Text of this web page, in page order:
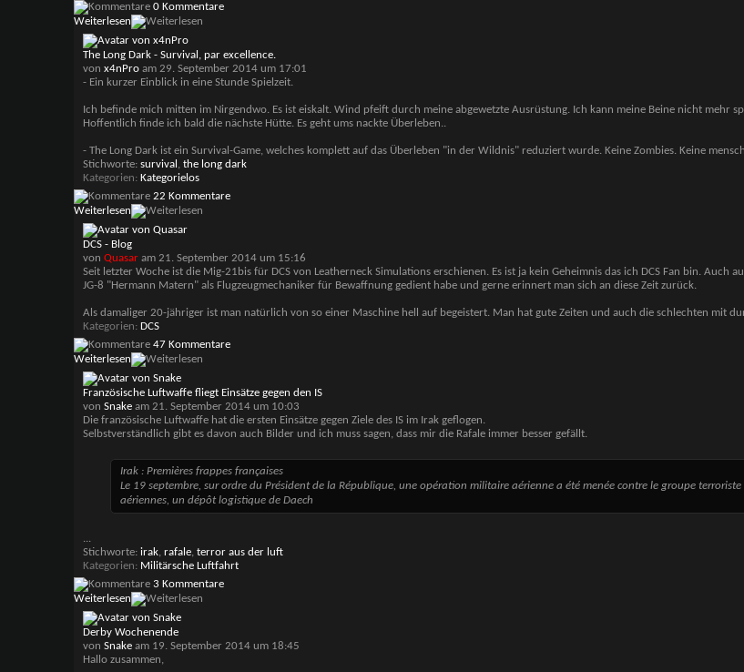
0 Kommentare
Weiterlesen
The Long Dark - Survival, par excellence.
von x4nProam 29. September 2014 um 17:01
- Ein kurzer Einblick in eine Stunde Spielzeit.
Ich befinde mich mitten im Nirgendwo. Es ist eiskalt. Wind pfeift durch meine abgewetzte Ausrüstung. Ich kann meine Beine nicht mehr
Hoffentlich finde ich bald die nächste Hütte. Es geht ums nackte Überleben..
- The Long Dark ist ein Survival-Game, welches komplett auf das Überleben "in der Wildnis" reduziert wurde. Keine Zombies. Keine
Stichworte: survival , the long dark
Kategorien Kategorielos
22 Kommentare
Weiterlesen
DCS - Blog
von Quasaram 21. September 2014 um 15:16
Seit letzter Woche ist die Mig-21bis für DCS von Leatherneck Simulations erschienen. Es ist ja kein Geheimnis das ich DCS Fan bin.
JG-8 "Hermann Matern" als Flugzeugmechaniker für Bewaffnung gedient habe und gerne erinnert man sich an diese Zeit zurück.
Als damaliger 20-jähriger ist man natürlich von so einer Maschine hell auf begeistert. Man hat gute Zeiten und auch die schlechten mit
Kategorien DCS
47 Kommentare
Weiterlesen
Französische Luftwaffe fliegt Einsätze gegen den IS
von Snakeam 21. September 2014 um 10:03
Die französische Luftwaffe hat die ersten Einsätze gegen Ziele des IS im Irak geflogen.
Selbstverständlich gibt es davon auch Bilder und ich muss sagen, dass mir die Rafale immer besser gefällt.
Irak : Premières frappes françaises
Le 19 septembre, sur ordre du Président de la République, une opération militaire aérienne a été menée contre le groupe
aériennes, un dépôt logistique de Daech
...
Stichworte: irak, rafale, terror aus der luft
Kategorien
Militärsche Luftfahrt
3 Kommentare
Weiterlesen
Derby Wochenende
von Snakeam 19. September 2014 um 18:45
Hallo zusammen,